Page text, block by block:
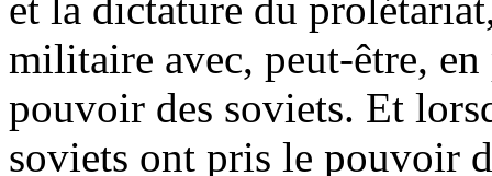
militaire avec, peut-être,
pouvoir des soviets. Et
soviets ont pris le pouvoir